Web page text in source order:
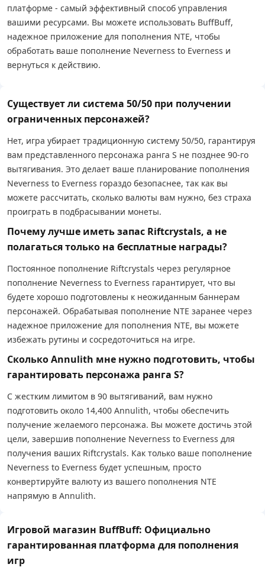
платформе - самый эффективный способ управления
вашими ресурсами. Вы можете использовать BuffBuff,
надежное приложение для пополнения NTE, чтобы
обработать ваше пополнение Neverness to Everness и
вернуться к действию.
Существует ли система 50/50 при получении
ограниченных персонажей?
Нет, игра убирает традиционную систему 50/50, гарантируя
вам представленного персонажа ранга S не позднее 90-го
вытягивания. Это делает ваше планирование пополнения
Neverness to Everness гораздо безопаснее, так как вы
можете рассчитать, сколько валюты вам нужно, без страха
проиграть в подбрасывании монеты.
Почему лучше иметь запас Riftcrystals, а не
полагаться только на бесплатные награды?
Постоянное пополнение Riftcrystals через регулярное
пополнение Neverness to Everness гарантирует, что вы
будете хорошо подготовлены к неожиданным баннерам
персонажей. Обрабатывая пополнение NTE заранее через
надежное приложение для пополнения NTE, вы можете
избежать рутины и сосредоточиться на игре.
Сколько Annulith мне нужно подготовить, чтобы
гарантировать персонажа ранга S?
С жестким лимитом в 90 вытягиваний, вам нужно
подготовить около 14,400 Annulith, чтобы обеспечить
получение желаемого персонажа. Вы можете достичь этой
цели, завершив пополнение Neverness to Everness для
получения ваших Riftcrystals. Как только ваше пополнение
Neverness to Everness будет успешным, просто
конвертируйте валюту из вашего пополнения NTE
напрямую в Annulith.
Игровой магазин BuffBuff: Официально
гарантированная платформа для пополнения
игр